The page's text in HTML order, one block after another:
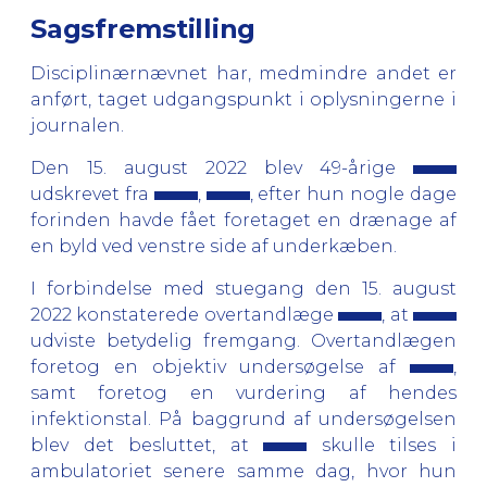
Sagsfremstilling
Disciplinærnævnet har, medmindre andet er
anført, taget udgangspunkt i oplysningerne i
journalen.
Den 15. august 2022 blev 49-årige
udskrevet fra
,
, efter hun nogle dage
forinden havde fået foretaget en drænage af
en byld ved venstre side af underkæben.
I forbindelse med stuegang den 15. august
2022 konstaterede overtandlæge
, at
udviste betydelig fremgang. Overtandlægen
foretog en objektiv undersøgelse af
samt foretog en vurdering af hendes
infektionstal. På baggrund af undersøgelsen
blev det besluttet, at
skulle tilses i
ambulatoriet senere samme dag, hvor hun